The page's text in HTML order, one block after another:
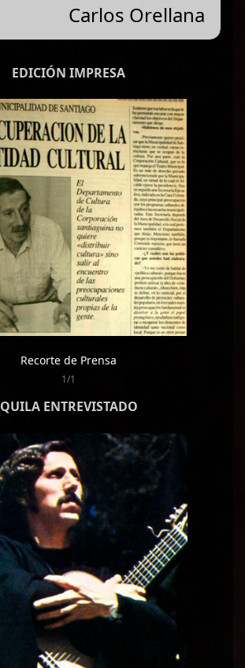
Carlos Orellana
EDICIÓN IMPRESA
Recorte de Prensa
1/1
QUILA ENTREVISTADO